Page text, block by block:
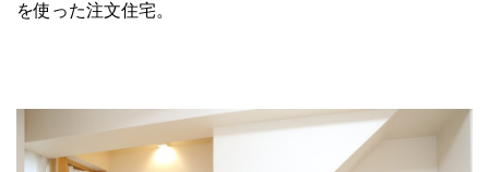
を使った注文住宅。